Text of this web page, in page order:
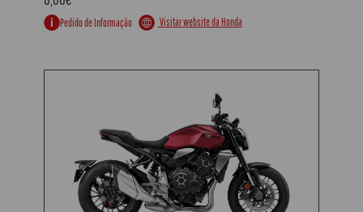
Pedido de Informação Visitar website da Honda